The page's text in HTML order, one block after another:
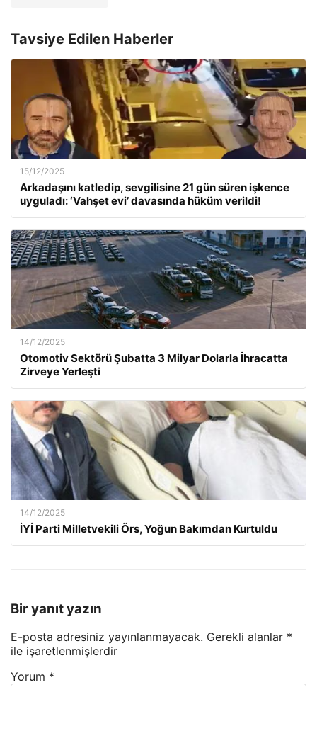
Tavsiye Edilen Haberler
15/12/2025
Arkadaşını katledip, sevgilisine 21 gün süren işkence
uyguladı: ‘Vahşet evi’ davasında hüküm verildi!
14/12/2025
Otomotiv Sektörü Şubatta 3 Milyar Dolarla İhracatta
Zirveye Yerleşti
14/12/2025
İYİ Parti Milletvekili Örs, Yoğun Bakımdan Kurtuldu
Bir yanıt yazın
E-posta adresiniz yayınlanmayacak. Gerekli alanlar *
ile işaretlenmişlerdir
Yorum *